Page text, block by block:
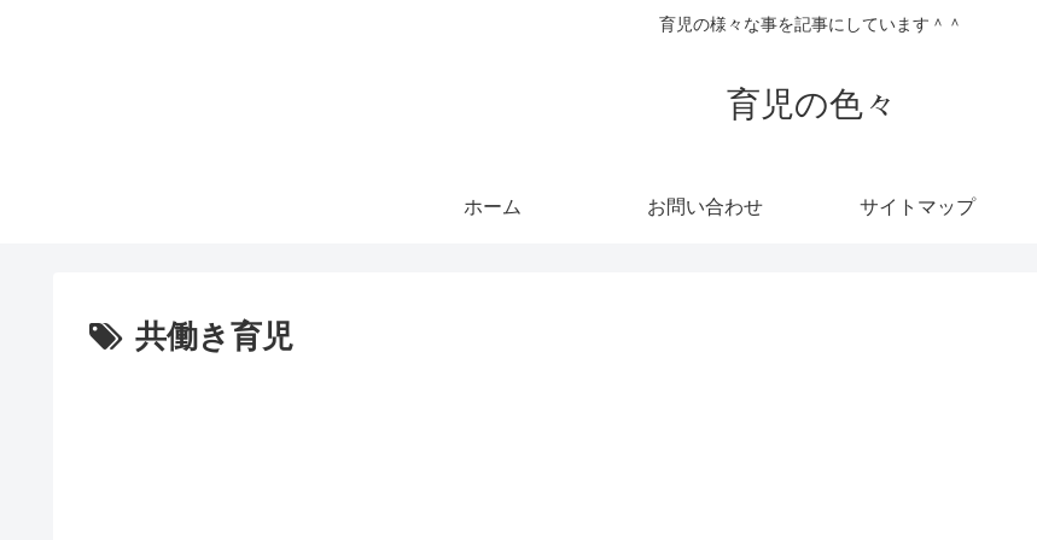
育児の様々な事を記事にしています＾＾
育児の色々
ホーム お問い合わせ サイトマップ
共働き育児